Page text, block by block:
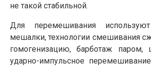
не такой стабильной.
Для перемешивания
мешалки, технологии смешивания
гомогенизацию, барботаж паром,
ударно-импульсное